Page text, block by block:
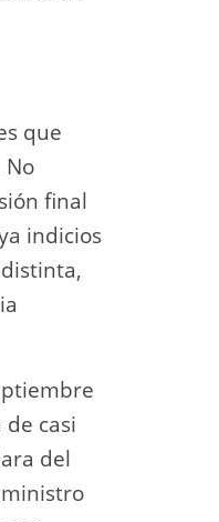
que
No
final
indicios
casi
del